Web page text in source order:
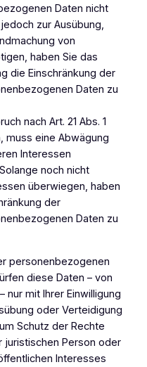
Daten nicht
zur Ausübung,
von
haben Sie das
die Einschränkung der
Daten zu
nach Art. 21 Abs. 1
muss eine Abwägung
Interessen
noch nicht
überwiegen, haben
der
Daten zu
personenbezogenen
diese Daten – von
nur mit Ihrer Einwilligung
oder Verteidigung
Schutz der Rechte
juristischen Person oder
Interesses